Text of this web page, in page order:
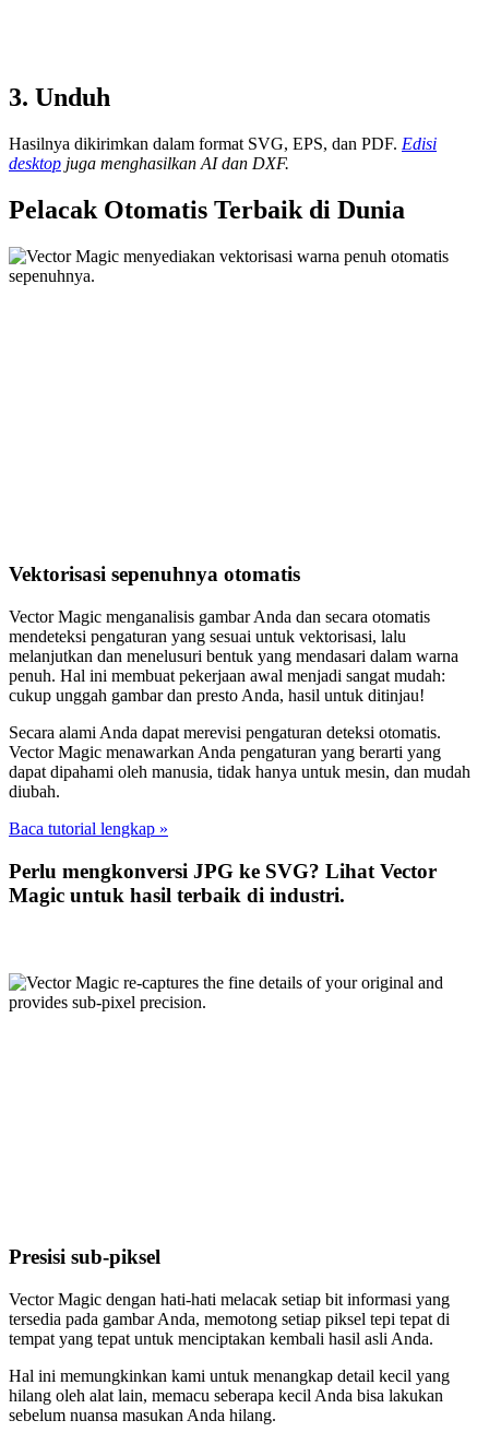
3. Unduh
Hasilnya dikirimkan dalam format SVG, EPS, dan PDF. Edisi
desktop juga menghasilkan AI dan DXF.
Pelacak Otomatis Terbaik di Dunia
Vektorisasi sepenuhnya otomatis
Vector Magic menganalisis gambar Anda dan secara otomatis
mendeteksi pengaturan yang sesuai untuk vektorisasi, lalu
melanjutkan dan menelusuri bentuk yang mendasari dalam warna
penuh. Hal ini membuat pekerjaan awal menjadi sangat mudah:
cukup unggah gambar dan presto Anda, hasil untuk ditinjau!
Secara alami Anda dapat merevisi pengaturan deteksi otomatis.
Vector Magic menawarkan Anda pengaturan yang berarti yang
dapat dipahami oleh manusia, tidak hanya untuk mesin, dan mudah
diubah.
Baca tutorial lengkap »
Perlu mengkonversi JPG ke SVG? Lihat Vector
Magic untuk hasil terbaik di industri.
Presisi sub-piksel
Vector Magic dengan hati-hati melacak setiap bit informasi yang
tersedia pada gambar Anda, memotong setiap piksel tepi tepat di
tempat yang tepat untuk menciptakan kembali hasil asli Anda.
Hal ini memungkinkan kami untuk menangkap detail kecil yang
hilang oleh alat lain, memacu seberapa kecil Anda bisa lakukan
sebelum nuansa masukan Anda hilang.